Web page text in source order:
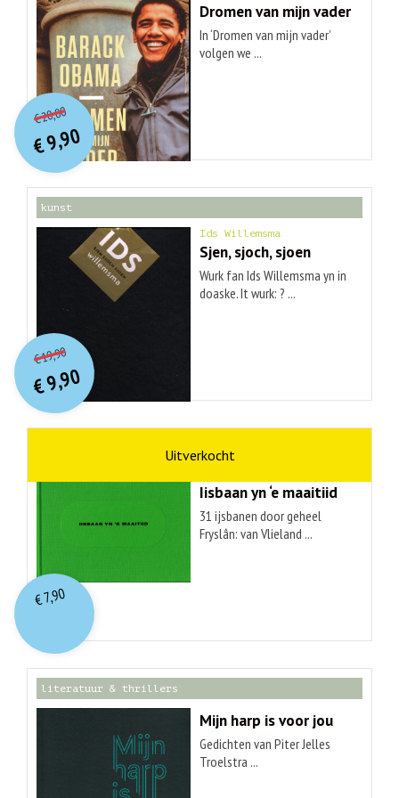
Dromen van mijn vader
In ‘Dromen van mijn vader’
volgen we ...
€20,00O
orspr
onkelijke
prijs
was:
€ 20,00.
€9,90
Huidige
prijs
is:
€ 9,90.
kunst
Ids Willemsma
Sjen, sjoch, sjoen
Wurk fan Ids Willemsma yn in
doaske. It wurk: ? ...
€19,90O
orspr
onkelijke
prijs
was:
€ 19,90.
€9,90
Huidige
prijs
is:
€ 9,90.
Iisbaan yn ‘e maaitiid
31 ijsbanen door geheel
Fryslân: van Vlieland ...
€7,90
literatuur & thrillers
Mijn harp is voor jou
Gedichten van Piter Jelles
Troelstra ...